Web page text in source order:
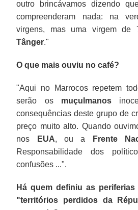
outro brincávamos dizendo
compreenderam nada: na
virgens, mas uma virgem
Tânger."
O que mais ouviu no café?
"Aqui no Marrocos repetem
serão os muçulmanos
consequências deste grupo de
preço muito alto. Quando
nos
EUA, ou a Frente
Responsabilidade dos
confusões ...".
Há quem definiu as
"territórios perdidos da